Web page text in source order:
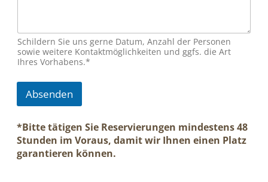
e
r
u
n
f
r
a
g
Schildern Sie uns gerne Datum, Anzahl der Personen
sowie weitere Kontaktmöglichkeiten und ggfs. die Art
Ihres Vorhabens.*
Absenden
*Bitte tätigen Sie Reservierungen mindestens 48
Stunden im Voraus, damit wir Ihnen einen Platz
garantieren können.